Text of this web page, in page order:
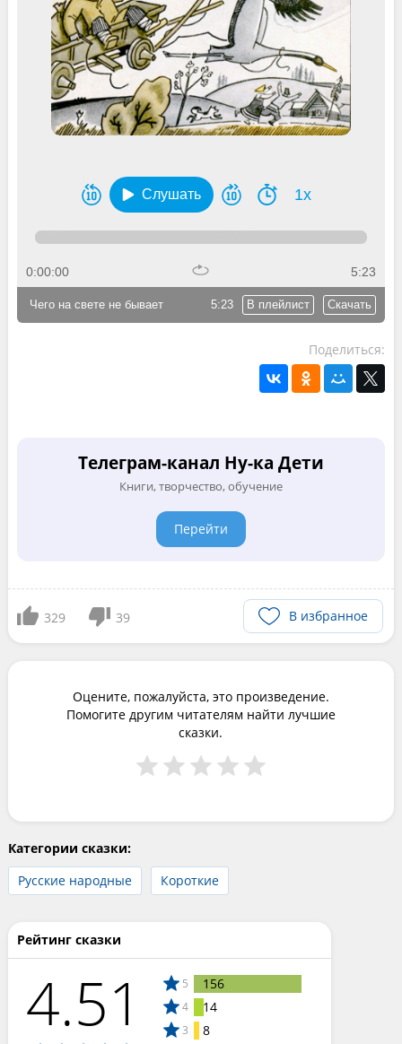
Слушать 1x
0:00:00 5:23
5:23 В плейлист Скачать
Чего на свете не бывает
Поделиться:
Телеграм-канал Ну-ка Дети
Книги, творчество, обучение
Перейти
329 39 В избранное
Оцените, пожалуйста, это произведение.
Помогите другим читателям найти лучшие
сказки.
Категории сказки:
Русские народные
Короткие
Рейтинг сказки
4.51 5 156
4 14
3 8